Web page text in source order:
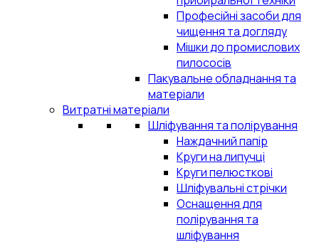
Професійні засоби для
чищення та догляду
Мішки до промислових
пилососів
Пакувальне обладнання та
матеріали
Витратні матеріали
Шліфування та полірування
Наждачний папір
Круги на липучці
Круги пелюсткові
Шліфувальні стрічки
Оснащення для
полірування та
шліфування